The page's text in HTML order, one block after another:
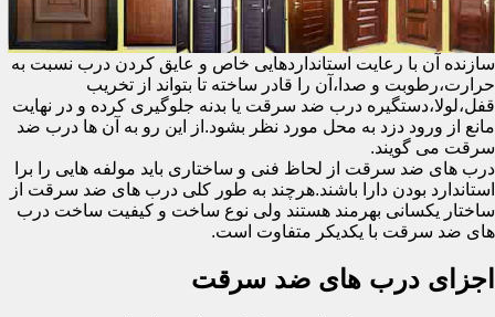
سازنده آن با رعایت استانداردهایی خاص و عایق کردن درب نسبت به
حرارت،رطوبت و صدا،آن را قادر ساخته تا بتواند از تخریب
قفل،لولا،دستگیره درب ضد سرقت یا بدنه جلوگیری کرده و در نهایت
مانع از ورود دزد به محل مورد نظر بشود.از این رو به آن ها درب ضد
سرقت می گویند.
درب های ضد سرقت از لحاظ فنی و ساختاری باید مولفه هایی را برا
استاندارد بودن دارا باشند.هرچند به طور کلی درب های ضد سرقت از
ساختار یکسانی بهرمند هستند ولی نوع ساخت و کیفیت ساخت درب
های ضد سرقت با یکدیکر متفاوت است.
اجزای درب های ضد سرقت